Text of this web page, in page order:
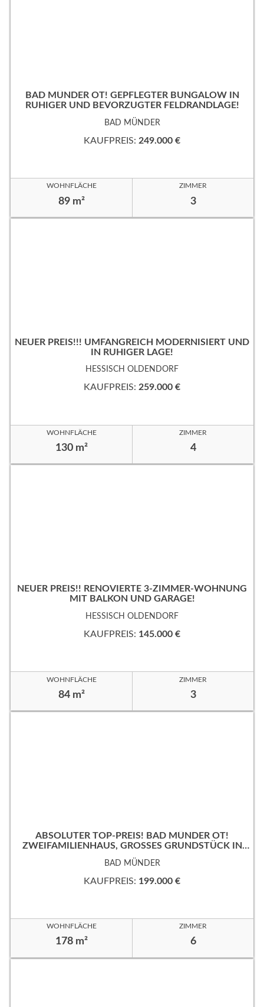
BAD MÜNDER OT! GEPFLEGTER BUNGALOW IN
RUHIGER UND BEVORZUGTER FELDRANDLAGE!
BAD MÜNDER
KAUFPREIS: 249.000 €
WOHNFLÄCHE
89 m²
ZIMMER
3
NEUER PREIS!!! UMFANGREICH MODERNISIERT UND
IN RUHIGER LAGE!
HESSISCH OLDENDORF
KAUFPREIS: 259.000 €
WOHNFLÄCHE
130 m²
ZIMMER
4
NEUER PREIS!! RENOVIERTE 3-ZIMMER-WOHNUNG
MIT BALKON UND GARAGE!
HESSISCH OLDENDORF
KAUFPREIS: 145.000 €
WOHNFLÄCHE
84 m²
ZIMMER
3
ABSOLUTER TOP-PREIS! BAD MÜNDER OT!
ZWEIFAMILIENHAUS, GROSSES GRUNDSTÜCK IN B
EVORZUGTER WOHNLAGE!
BAD MÜNDER
KAUFPREIS: 199.000 €
WOHNFLÄCHE
178 m²
ZIMMER
6